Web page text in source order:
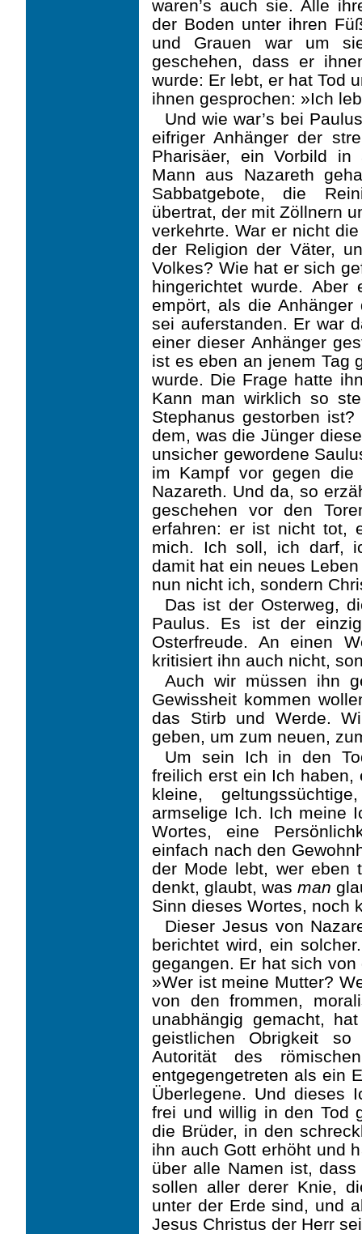
waren’s auch sie. Alle
der Bo­den unter ihren
und Grauen war um
geschehen, dass er
wurde: Er lebt, er hat Tod
ihnen gesprochen: »Ich
Und wie war’s bei
eifriger Anhänger der
Pharisäer, ein Vorbild
Mann aus Nazareth
Sabbatgebote, die
übertrat, der mit Zöllnern
verkehrte. War er nicht
der Religion der Väter,
Volkes? Wie hat er sich
hingerichtet wurde.
empört, als die Anhänger
sei auferstanden. Er war
einer dieser Anhänger
ist es eben an jenem Tag
wurde. Die Frage hatte
Kann man wirklich so
Stephanus gestorben
dem, was die Jünger
unsicher gewordene
im Kampf vor gegen die
Nazareth. Und da, so
geschehen vor den
erfahren: er ist nicht tot,
mich. Ich soll, ich darf,
damit hat ein neues
nun nicht ich, sondern
Das ist der Osterweg,
Paulus. Es ist der
Osterfreude. An einen
kritisiert ihn auch nicht,
Auch wir müssen ihn
Gewissheit kommen
das Stirb und Werde.
geben, um zum neuen,
Um sein Ich in den
freilich erst ein Ich
kleine,
armselige Ich. Ich meine
Wortes, eine
einfach nach den
der Mode lebt, wer eben
denkt, glaubt, wasman
Sinn dieses Wortes, noch
Dieser Jesus von
berichtet wird, ein
gegangen. Er hat sich
»Wer ist meine Mutter?
von den frommen,
unabhängig gemacht,
geistlichen Obrigkeit
Autorität des
entgegengetreten als ein
Überlegene. Und dieses
frei und willig in den Tod
die Brüder, in den
ihn auch Gott erhöht und
über alle Namen ist,
sollen aller derer Knie,
unter der Erde sind, und
Jesus Christus der Herr